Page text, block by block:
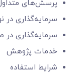
پرسش‌های
سرمایه‌گذاری در
سرمایه‌گذاری در
خدمات پژوهش
شرایط استفاده